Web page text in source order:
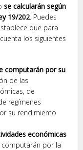
se calcularán según
19/202. Puedes
que para
los siguientes
computarán por su
de las
de
regímenes
su rendimiento
económicas
computarán por la